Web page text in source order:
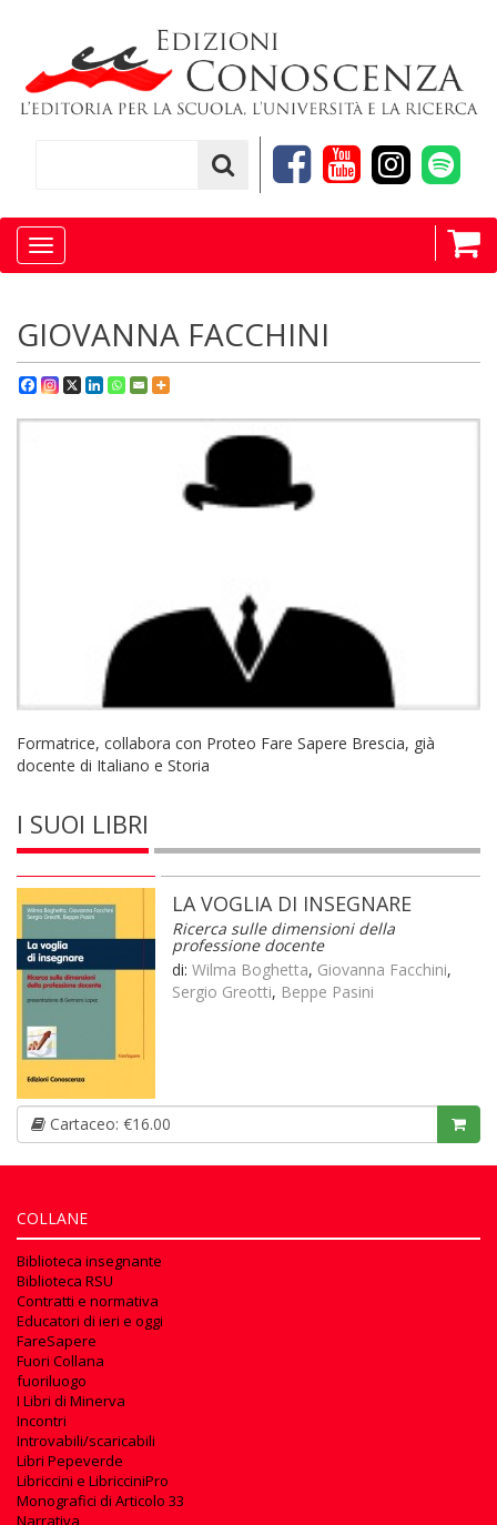
Toggle
navigation
GIOVANNA FACCHINI
Formatrice, collabora con Proteo Fare Sapere Brescia, già
docente di Italiano e Storia
I SUOI LIBRI
LA VOGLIA DI INSEGNARE
Ricerca sulle dimensioni della
professione docente
di: Wilma Boghetta, Giovanna Facchini,
Sergio Greotti, Beppe Pasini
Cartaceo: €16.00
COLLANE
Biblioteca insegnante
Biblioteca RSU
Contratti e normativa
Educatori di ieri e oggi
FareSapere
Fuori Collana
fuoriluogo
I Libri di Minerva
Incontri
Introvabili/scaricabili
Libri Pepeverde
Libriccini e LibricciniPro
Monografici di Articolo 33
Narrativa